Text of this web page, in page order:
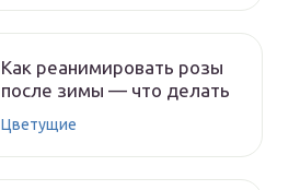
Как реанимировать розы
после зимы — что делать
Цветущие